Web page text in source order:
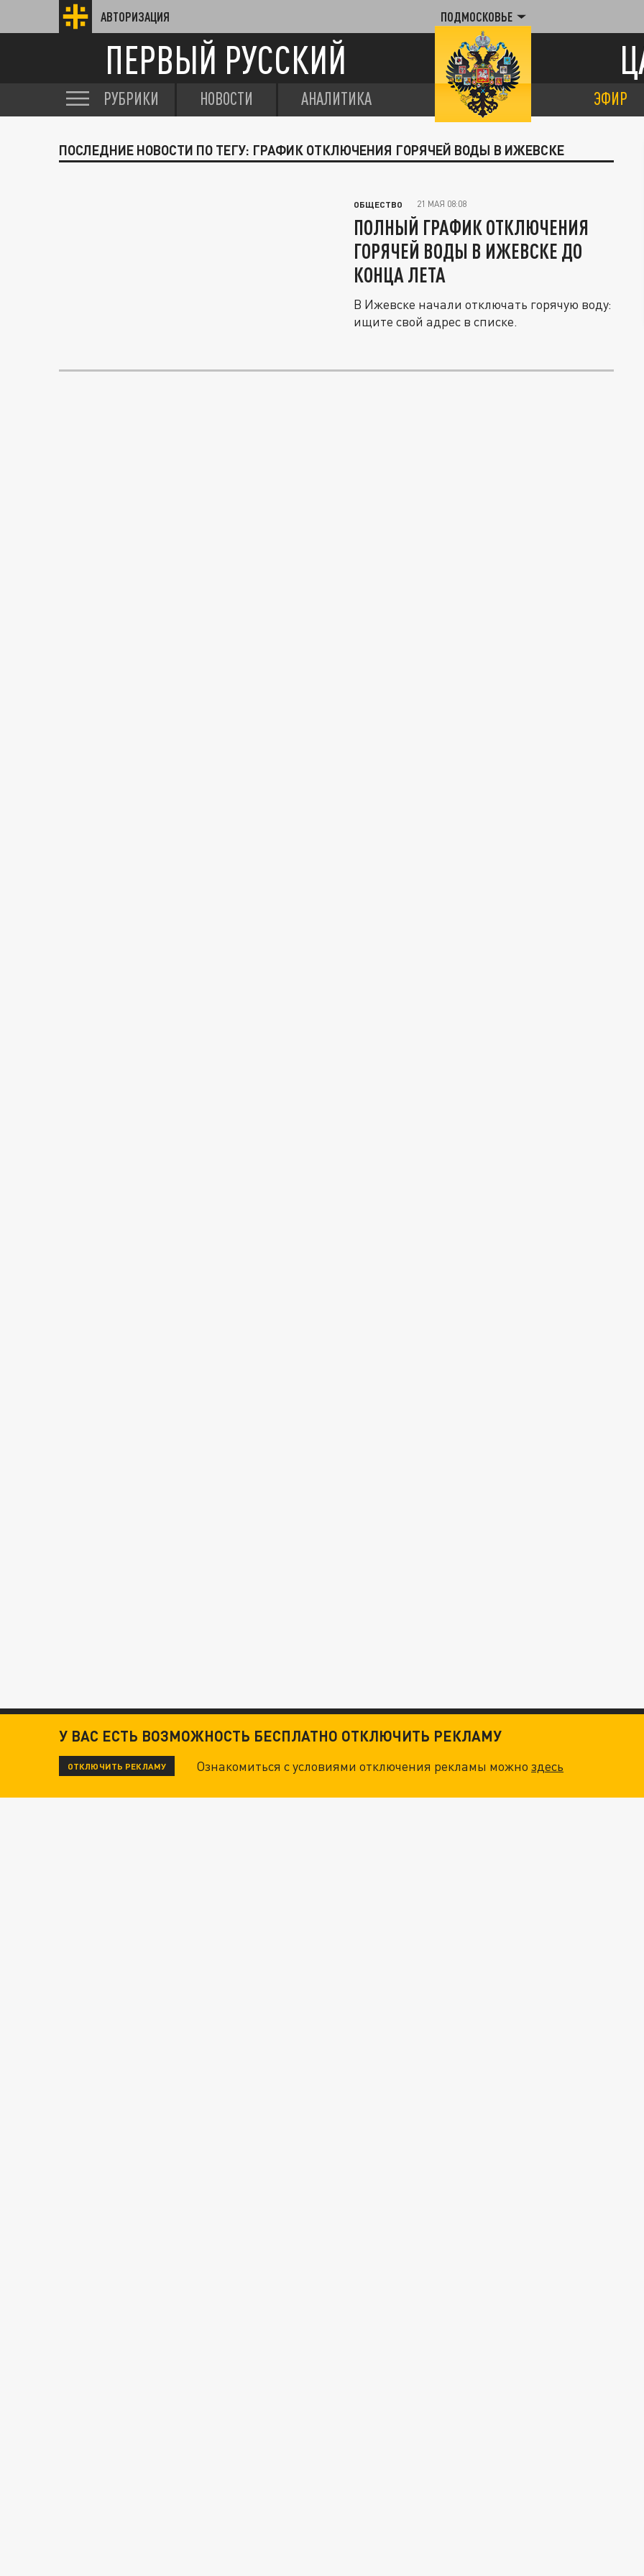
АВТОРИЗАЦИЯ ПОДМОСКОВЬЕ
ПЕРВЫЙ РУССКИЙ
РУБРИКИ НОВОСТИ АНАЛИТИКА ЭФИР
ПОСЛЕДНИЕ НОВОСТИ ПО ТЕГУ: ГРАФИК ОТКЛЮЧЕНИЯ ГОРЯЧЕЙ ВОДЫ В ИЖЕВСКЕ
ОБЩЕСТВО 21 МАЯ 08:08
ПОЛНЫЙ ГРАФИК ОТКЛЮЧЕНИЯ
ГОРЯЧЕЙ ВОДЫ В ИЖЕВСКЕ ДО
КОНЦА ЛЕТА
В Ижевске начали отключать горячую воду:
ищите свой адрес в списке.
У ВАС ЕСТЬ ВОЗМОЖНОСТЬ БЕСПЛАТНО ОТКЛЮЧИТЬ РЕКЛАМУ
ОТКЛЮЧИТЬ РЕКЛАМУ Ознакомиться с условиями отключения рекламы можноздесь